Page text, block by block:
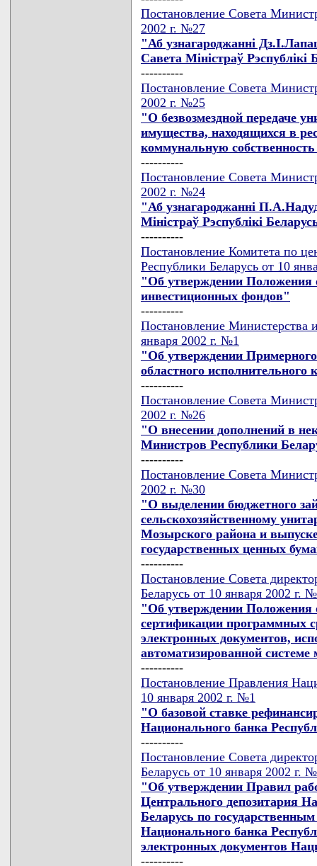
Постановление Совета
2002 г. №27
"Аб узнагароджаннi
Савета Мiнiстраў Рэспублiкi
----------
Постановление Совета
2002 г. №25
"О безвозмездной передаче
имущества, находящихся в
коммунальную
----------
Постановление Совета
2002 г. №24
"Аб узнагароджаннi
Мiнiстраў Рэспублiкi
----------
Постановление Комитета по
Республики Беларусь от 10
"Об утверждении Положения
инвестиционных фондов"
----------
Постановление Министерства
января 2002 г. №1
"Об утверждении
областного исполнительного
----------
Постановление Совета
2002 г. №26
"О внесении дополнений в
Министров Республики
----------
Постановление Совета
2002 г. №30
"О выделении бюджетного
сельскохозяйственному
Мозырского района и
государственных ценных
----------
Постановление Совета
Беларусь от 10 января 2002 г.
"Об утверждении Положения
сертификации программных
электронных документов,
автоматизированной
----------
Постановление Правления
10 января 2002 г. №1
"О базовой ставке
Национального банка
----------
Постановление Совета
Беларусь от 10 января 2002 г.
"Об утверждении Правил
Центрального депозитария
Беларусь по
Национального банка
электронных документов
----------